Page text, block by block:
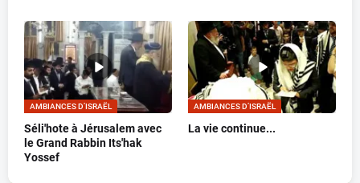
AMBIANCES D’ISRAËL
Séli'hote à Jérusalem avec
le Grand Rabbin Its'hak
Yossef
AMBIANCES D’ISRAËL
La vie continue...